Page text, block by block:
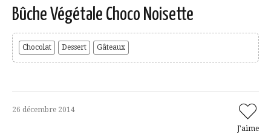
Bûche Végétale Choco Noisette
Chocolat Dessert Gâteaux
26 décembre 2014
J'aime